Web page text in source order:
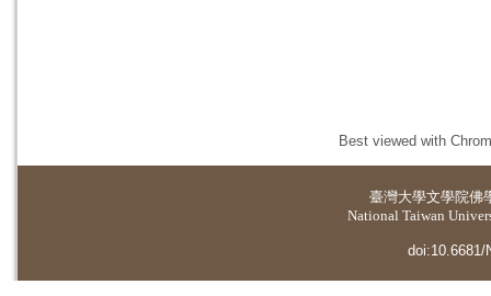
Best viewed with
臺灣大學文學院佛
National Taiwan
doi:10.6681/